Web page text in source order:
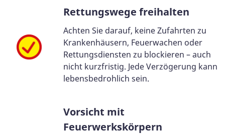
Rettungswege freihalten
Achten Sie darauf, keine Zufahrten zu
Krankenhäusern, Feuerwachen oder
Rettungsdiensten zu blockieren – auch
nicht kurzfristig. Jede Verzögerung kann
lebensbedrohlich sein.
Vorsicht mit
Feuerwerkskörpern